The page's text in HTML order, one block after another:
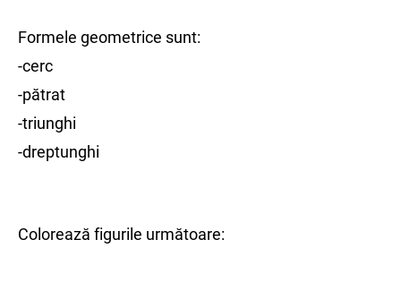
Formele geometrice sunt:
-cerc
-pătrat
-triunghi
-dreptunghi
Colorează figurile următoare: